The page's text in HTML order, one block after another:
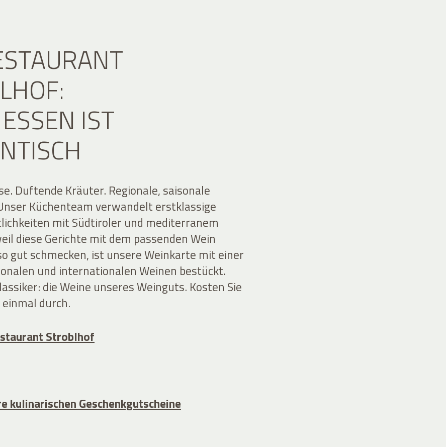
IST
Duftende Kräuter. Regionale, saisonale
Küchenteam verwandelt erstklassige
mit Südtiroler und mediterranem
diese Gerichte mit dem passenden Wein
gut schmecken, ist unsere Weinkarte mit einer
und internationalen Weinen bestückt.
die Weine unseres Weinguts. Kosten Sie
durch.
Stroblhof
kulinarischen Geschenkgutscheine